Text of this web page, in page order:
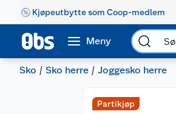
Kjøpeutbytte som Coop-medlem
Meny
Sko Sko herre Joggesko herre
Partikjøp